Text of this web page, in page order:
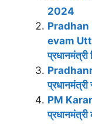
2024
evam
प्रधानमंत्री
प्रधानमंत्री
PM
प्रधानमंत्री